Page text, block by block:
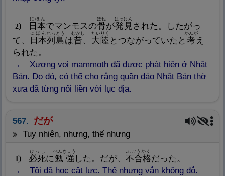
2 日本
sự vật, sách
にほん
でマンモスの骨
ほね
が発 見
はっけん
された。したがっ
て、
日 本
sự vật, sách
にほん
列島
れっとう
は昔
むかし
、 大 陸
たいりく
とつながっていたと 考
かんが
え
られた。
Xương voi mammoth đã được phát hiện ở Nhật
Bản. Do đó, có thể cho rằng quần đảo Nhật Bản thờ
xưa đã từng nối liền với lục địa.
567. だが
tuy nhiên, nhưng, thế nhưng
1 必死
ひっし
に勉強
べんきょう
した。だが、不合格
ふごうかく
だった。
Tôi đã học cật lực. Thế nhưng vẫn không đỗ.